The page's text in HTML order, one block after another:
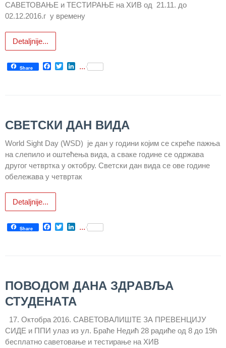
САВЕТОВАЊЕ и ТЕСТИРАЊЕ на ХИВ од 21.11. до
02.12.2016.г у времену
Detaljnije...
Share Facebook
TwitterLinkedIn
...
СВЕТСКИ ДАН ВИДА
World Sight Day (WSD) је дан у години којим се скреће пажња
на слепило и оштећења вида, а сваке године се одржава
другог четвртка у октобру. Светски дан вида се ове године
обележава у четвртак
Detaljnije...
Share Facebook
TwitterLinkedIn
...
ПОВОДОМ ДАНА ЗДРAВЉA
СТУДЕНАTA
17. Октобра 2016. САВЕТОВАЛИШТЕ ЗА ПРЕВЕНЦИЈУ
СИДЕ и ППИ улаз из ул. Брaће Нeдић 28 радиће од 8 до 19h
бесплатно савeтoвaње и тeстирањe нa ХИВ
техничке и
друге сличне
Информатор
Финансије
здравствене
Документа
ДОКУМЕНТА
КОНКУРСИ
Огласи и
Конкурси
ЗА
ПАЦИЈЕНТЕ